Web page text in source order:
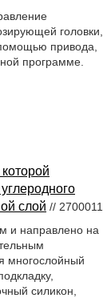
головки,
привода,
программе.
слой // 2700011
и направлено на
многослойный
силикон,